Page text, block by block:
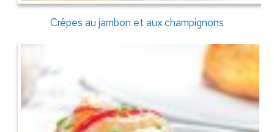
Crêpes au jambon et aux champignons